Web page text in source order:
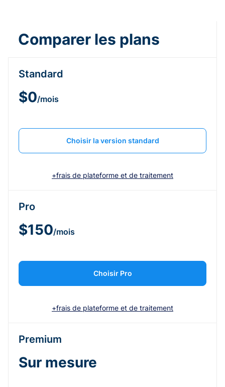
Comparer les plans
Standard
$0/mois
Choisir la version standard
+frais de plateforme et de traitement
Pro
$150/mois
Choisir Pro
+frais de plateforme et de traitement
Premium
Sur mesure